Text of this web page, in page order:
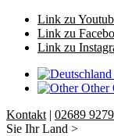
Link zu
Link zu
Link zu
Other
Kontakt | 02689
Sie Ihr Land >